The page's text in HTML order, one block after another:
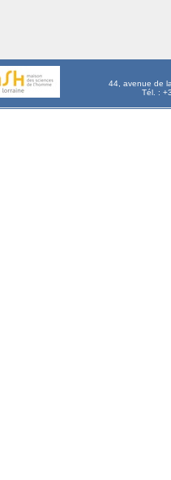
44, avenue de
Tél. :